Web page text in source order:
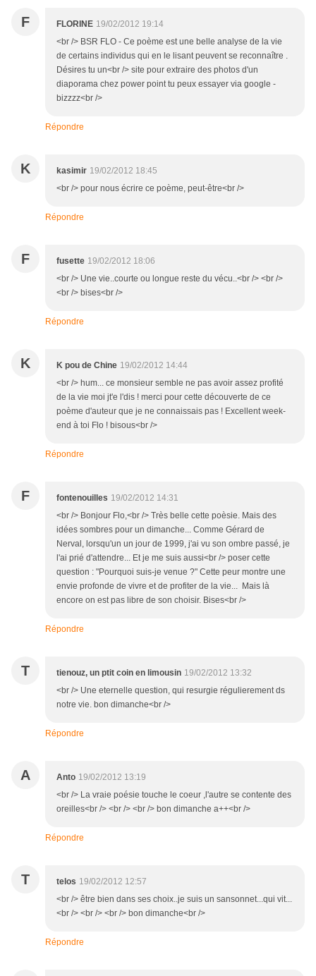
F FLORINE 19/02/2012 19:14
<br /> BSR FLO - Ce poème est une belle analyse de la vie
de certains individus qui en le lisant peuvent se reconnaître .
Désires tu un<br /> site pour extraire des photos d'un
diaporama chez power point tu peux essayer via google -
bizzzz<br />
Répondre
K kasimir 19/02/2012 18:45
<br /> pour nous écrire ce poème, peut-être<br />
Répondre
F fusette 19/02/2012 18:06
<br /> Une vie..courte ou longue reste du vécu..<br /> <br />
<br /> bises<br />
Répondre
K K pou de Chine 19/02/2012 14:44
<br /> hum... ce monsieur semble ne pas avoir assez profité
de la vie moi jt'e l'dis ! merci pour cette découverte de ce
poème d'auteur que je ne connaissais pas ! Excellent week-
end à toi Flo ! bisous<br />
Répondre
F fontenouilles 19/02/2012 14:31
<br /> Bonjour Flo,<br /> Très belle cette poèsie. Mais des
idées sombres pour un dimanche... Comme Gérard de
Nerval, lorsqu'un un jour de 1999, j'ai vu son ombre passé, je
l'ai prié d'attendre... Et je me suis aussi<br /> poser cette
question : "Pourquoi suis-je venue ?" Cette peur montre une
envie profonde de vivre et de profiter de la vie... Mais là
encore on est pas libre de son choisir. Bises<br />
Répondre
T tienouz, un ptit coin en limousin 19/02/2012 13:32
<br /> Une eternelle question, qui resurgie régulierement ds
notre vie. bon dimanche<br />
Répondre
A Anto 19/02/2012 13:19
<br /> La vraie poésie touche le coeur ,l'autre se contente des
oreilles<br /> <br /> <br /> bon dimanche a++<br />
Répondre
T telos 19/02/2012 12:57
<br /> être bien dans ses choix..je suis un sansonnet...qui vit...
<br /> <br /> <br /> bon dimanche<br />
Répondre